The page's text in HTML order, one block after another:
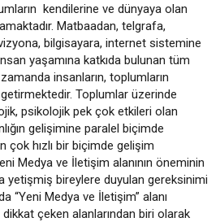
kendilerine ve dünyaya olan
Matbaadan, telgrafa,
bilgisayara, internet sistemine
yaşamına katkıda bulunan tüm
insanların, toplumların
Toplumlar üzerinde
psikolojik pek çok etkileri olan
gelişimine paralel biçimde
çok hızlı bir biçimde gelişim
Medya ve İletişim alanının öneminin
yetişmiş bireylere duyulan gereksinimi
“Yeni Medya ve İletişim” alanı
çeken alanlarından biri olarak